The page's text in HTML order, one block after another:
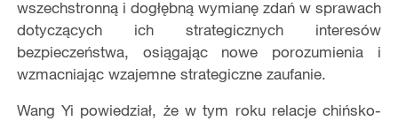
wszechstronną i dogłębną wymianę zdań w sprawach
dotyczących ich strategicznych interesów
bezpieczeństwa, osiągając nowe porozumienia i
wzmacniając wzajemne strategiczne zaufanie.
Wang Yi powiedział, że w tym roku relacje chińsko-